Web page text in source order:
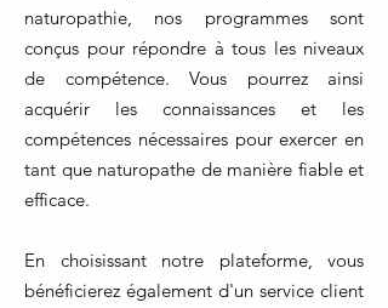
naturopathie, nos programmes sont
conçus pour répondre à tous les niveaux
de compétence. Vous pourrez ainsi
acquérir les connaissances et les
compétences nécessaires pour exercer en
tant que naturopathe de manière fiable et
efficace.
En choisissant notre plateforme, vous
bénéficierez également d'un service client